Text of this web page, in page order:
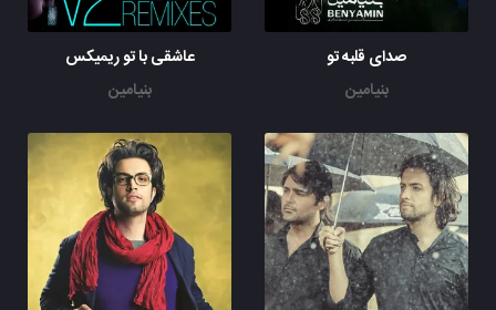
صدای قلبه تو
بنیامین
عاشقی با تو ریمیکس
بنیامین